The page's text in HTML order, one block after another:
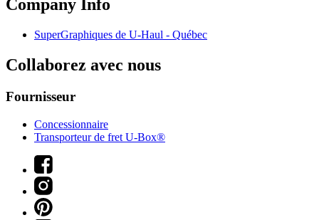
Company Info
SuperGraphiques de U-Haul - Québec
Collaborez avec nous
Fournisseur
Concessionnaire
Transporteur de fret U-Box®